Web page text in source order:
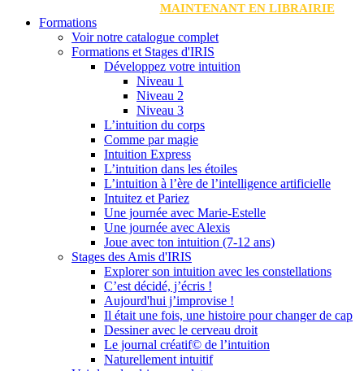
MAINTENANT EN LIBRAIRIE
Formations
Voir notre catalogue complet
Formations et Stages d'IRIS
Développez votre intuition
Niveau 1
Niveau 2
Niveau 3
L’intuition du corps
Comme par magie
Intuition Express
L’intuition dans les étoiles
L’intuition à l’ère de l’intelligence artificielle
Intuitez et Pariez
Une journée avec Marie-Estelle
Une journée avec Alexis
Joue avec ton intuition (7-12 ans)
Stages des Amis d'IRIS
Explorer son intuition avec les constellations
C’est décidé, j’écris !
Aujourd'hui j’improvise !
Il était une fois, une histoire pour changer de cap
Dessiner avec le cerveau droit
Le journal créatif© de l’intuition
Naturellement intuitif